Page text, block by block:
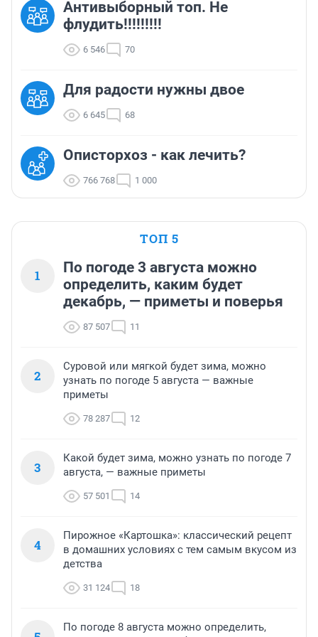
Антивыборный топ. Не
флудить!!!!!!!!!
6 546 70
Для радости нужны двое
6 645 68
Описторхоз - как лечить?
766 768 1 000
ТОП 5
1
По погоде 3 августа можно
определить, каким будет
декабрь, — приметы и поверья
87 507 11
2
Суровой или мягкой будет зима, можно
узнать по погоде 5 августа — важные
приметы
78 287 12
3
Какой будет зима, можно узнать по погоде 7
августа, — важные приметы
57 501 14
4
Пирожное «Картошка»: классический рецепт
в домашних условиях с тем самым вкусом из
детства
31 124 18
По погоде 8 августа можно определить,